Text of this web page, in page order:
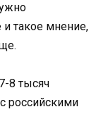
такое мнение,
8 тысяч
российскими